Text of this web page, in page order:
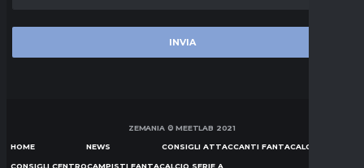
ZEMANIA © MEETLAB 2021
HOME NEWS CONSIGLI ATTACCANTI FANTACALCIO SERIE A
CONSIGLI CENTROCAMPISTI FANTACALCIO SERIE A